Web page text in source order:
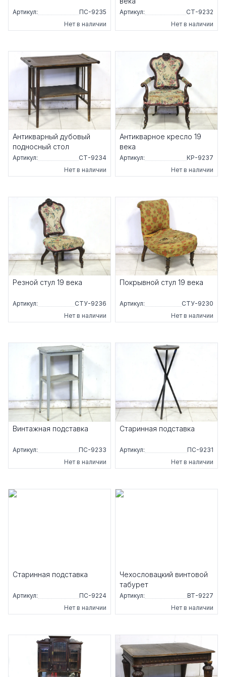
Артикул:
ПС-9235
Нет в наличии
Артикул:
СТ-9232
Нет в наличии
Антикварный дубовый
подносный стол
Артикул:
СТ-9234
Нет в наличии
Антикварное кресло 19
века
Артикул:
КР-9237
Нет в наличии
Резной стул 19 века
Артикул:
СТУ-9236
Нет в наличии
Покрывной стул 19 века
Артикул:
СТУ-9230
Нет в наличии
Винтажная подставка
Артикул:
ПС-9233
Нет в наличии
Старинная подставка
Артикул:
ПС-9231
Нет в наличии
Старинная подставка
Артикул:
ПС-9224
Нет в наличии
Чехословацкий винтовой
табурет
Артикул:
ВТ-9227
Нет в наличии